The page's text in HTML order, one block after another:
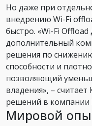
Но даже при
внедрению Wi-Fi
быстро. «Wi-Fi Offload
дополнительный
решения по
способности и
позволяющий
владения», –
решений в компании
Мировой